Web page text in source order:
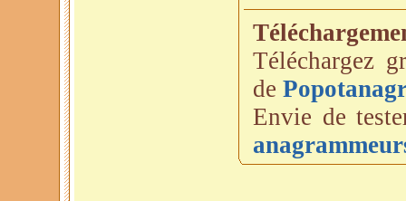
Téléchargez
de
Envie de